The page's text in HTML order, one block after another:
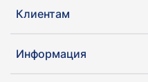
Клиентам
Информация